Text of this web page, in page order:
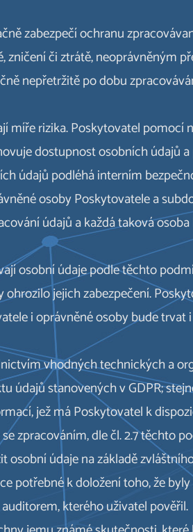
zabezpečí ochranu
či ztrátě, neoprávněným
nepřetržitě po dobu
míře rizika. Poskytovatel
dostupnost osobních
údajů podléhá interním
osoby Poskytovatele a
údajů a každá taková
osobní údaje podle těchto
jejich zabezpečení.
i oprávněné osoby bude
vhodných technických a
údajů stanovených v GDPR;
jež má Poskytovatel k
zpracováním, dle čl. 2.7 těchto
údaje na základě
potřebné k doložení toho, že
kterého uživatel pověřil.